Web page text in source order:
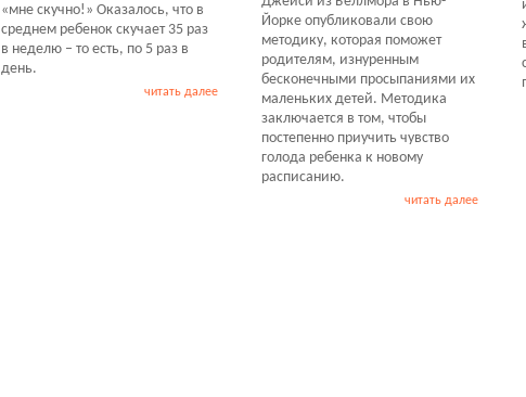
«мне скучно!» Оказалось, что в
среднем ребенок скучает 35 раз
в неделю – то есть, по 5 раз в
день.
читать далее
Йорке опубликовали свою
методику, которая поможет
родителям, изнуренным
бесконечными просыпаниями их
маленьких детей. Методика
заключается в том, чтобы
постепенно приучить чувство
голода ребенка к новому
расписанию.
читать далее